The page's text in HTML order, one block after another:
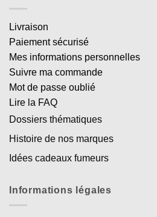
Livraison
Paiement sécurisé
Mes informations personnelles
Suivre ma commande
Mot de passe oublié
Lire la FAQ
Dossiers thématiques
Histoire de nos marques
Idées cadeaux fumeurs
Informations légales